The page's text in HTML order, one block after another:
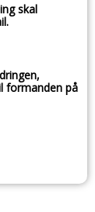
skal
formanden på